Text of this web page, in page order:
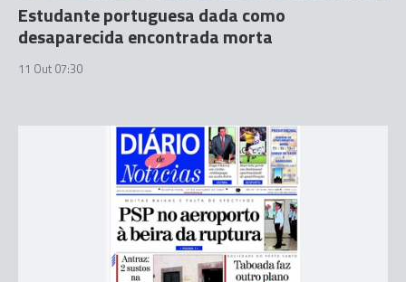
Estudante portuguesa dada como
desaparecida encontrada morta
11 Out 07:30